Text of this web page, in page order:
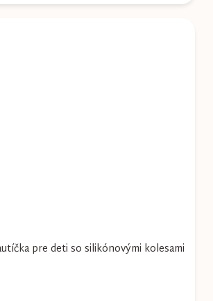
pre deti so silikónovými kolesami